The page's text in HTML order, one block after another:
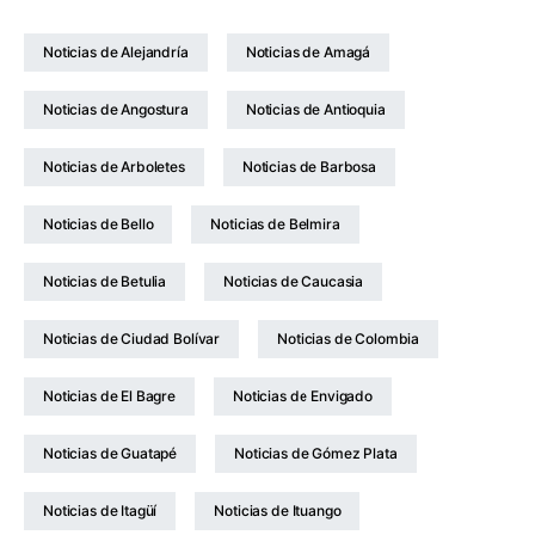
Noticias de Alejandría Noticias de Amagá
Noticias de Angostura Noticias de Antioquia
Noticias de Arboletes Noticias de Barbosa
Noticias de Bello Noticias de Belmira
Noticias de Betulia Noticias de Caucasia
Noticias de Ciudad Bolívar Noticias de Colombia
Noticias de El Bagre Noticias de Envigado
Noticias de Guatapé Noticias de Gómez Plata
Noticias de Itagüí Noticias de Ituango